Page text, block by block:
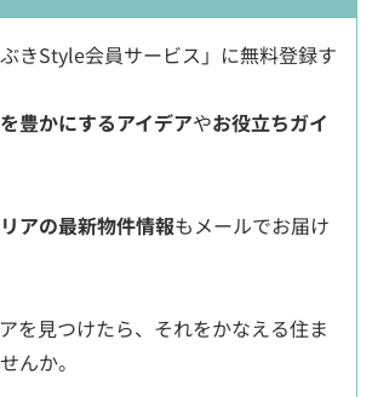
ぶきStyle会員サービス」に無料登録す
豊かにするアイデアやお役立ちガイ
アの最新物件情報もメールでお届け
を見つけたら、それをかなえる住ま
んか。